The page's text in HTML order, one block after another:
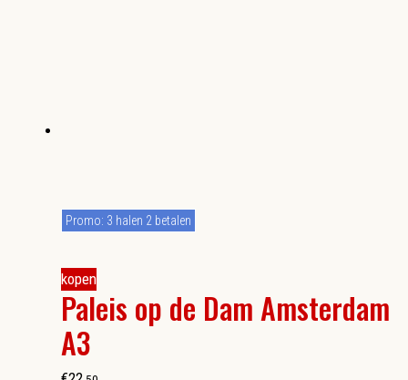
kopen
Paleis op de Dam Amsterdam
A3
Promo: 3 halen 2 betalen